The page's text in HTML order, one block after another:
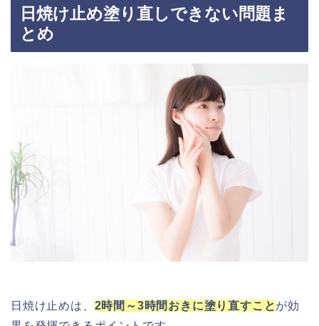
日焼け止め塗り直しできない問題ま
とめ
日焼け止めは、 2時間～3時間おきに塗り直すことが効